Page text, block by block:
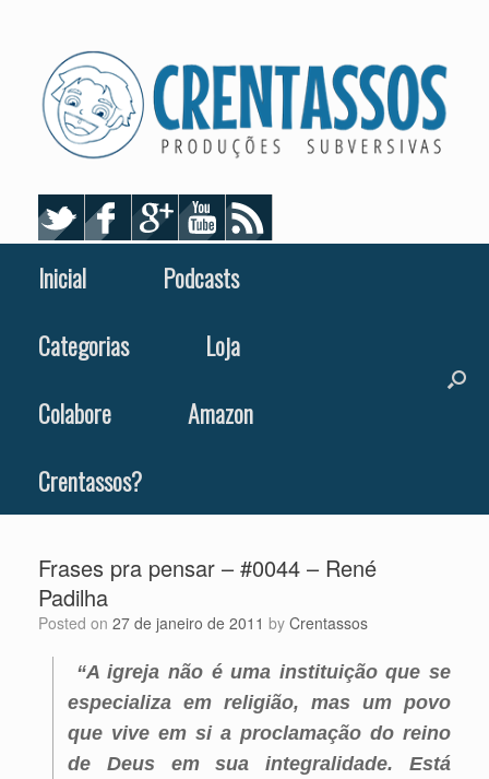
Inicial
Podcasts
Categorias
Loja
Colabore
Amazon
Crentassos?
Frases pra pensar – #0044 – René
Padilha
Posted on 27 de janeiro de 2011 by Crentassos
“A igreja não é uma instituição que se
especializa em religião, mas um povo
que vive em si a proclamação do reino
de Deus em sua integralidade. Está